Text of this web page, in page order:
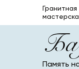
Гранитная
Память